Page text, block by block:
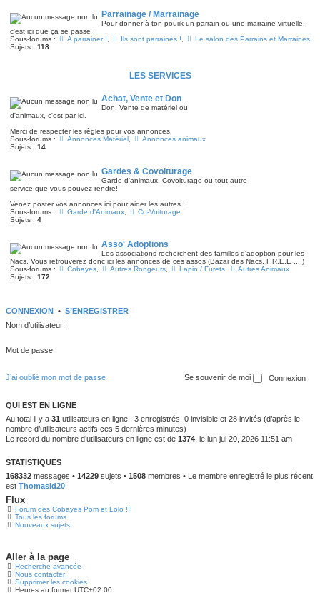
Parrainage / Marrainage
Pour donner à ton pouiik un parrain ou une marraine virtuelle,
c'est ici que ça se passe !
Sous-forums :
A parrainer ! Ils sont parrainés !
Le salon des Parrains et Marraines
Sujets : 118
LES SERVICES
Achat, Vente et Don
Don, Vente de matériel ou
d'animaux, c'est par ici.
Merci de respecter les règles pour vos annonces.
Sous-forums :
Annonces Matériel,
Annonces animaux
Sujets : 14
Gardes & Covoiturage
Garde d'animaux, Covoiturage ou tout autre
service que vous pouvez rendre!
Venez poster vos annonces ici pour aider les autres !
Sous-forums :
Garde d'Animaux,
Co-Voiturage
Sujets : 4
Asso' Adoptions
Les associations recherchent des familles d'adoption pour les
Nacs. Vous retrouverez donc ici les annonces de ces assos (Bazar des Nacs, F.R.E.E ... )
Sous-forums :
Cobayes, Autres Rongeurs, Lapin / Furets,
Autres Animaux
Sujets : 172
CONNEXION • S’ENREGISTRER
Nom d’utilisateur :
Mot de passe :
J’ai oublié mon mot de passe Se souvenir de moi
QUI EST EN LIGNE
Au total il y a 31 utilisateurs en ligne : 3 enregistrés, 0 invisible et 28 invités (d’après le
nombre d’utilisateurs actifs ces 5 dernières minutes)
Le record du nombre d’utilisateurs en ligne est de 1374 , le lun jui 20, 2026 11:51 am
STATISTIQUES
168332 messages • 14229 sujets • 1508 membres • Le membre enregistré le plus récent
est Thomasid20
Flux
Forum des Cobayes Pom et Lolo !!!
Tous les forums
Nouveaux sujets
Aller à la page
Recherche avancée
Nous contacter
Supprimer les cookies
Heures au format UTC+02:00